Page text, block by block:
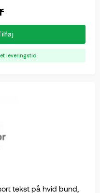
leveringstid
tekst på hvid bund,